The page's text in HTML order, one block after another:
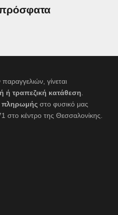
γίνεται
ή τραπεζική κατάθεση
πληρωμής στο φυσικό μας
κέντρο της Θεσσαλονίκης.